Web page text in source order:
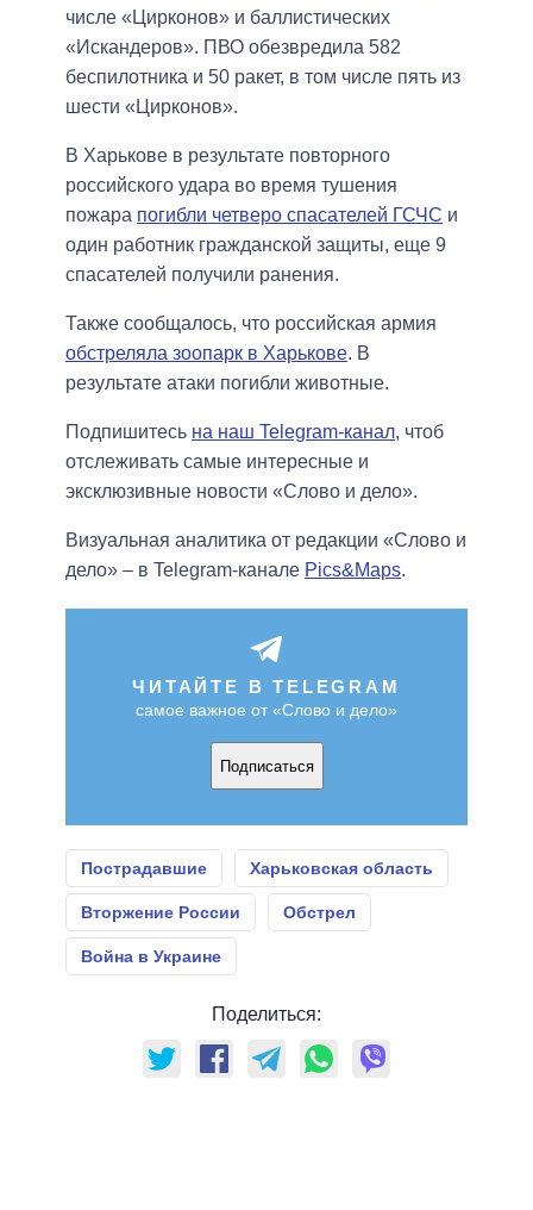
числе «Цирконов» и баллистических
«Искандеров». ПВО обезвредила 582
беспилотника и 50 ракет, в том числе пять из
шести «Цирконов».
В Харькове в результате повторного
российского удара во время тушения
пожара погибли четверо спасателей ГСЧС и
один работник гражданской защиты, еще 9
спасателей получили ранения.
Также сообщалось, что российская армия
обстреляла зоопарк в Харькове. В
результате атаки погибли животные.
Подпишитесь на наш Telegram-канал, чтоб
отслеживать самые интересные и
эксклюзивные новости «Слово и дело».
Визуальная аналитика от редакции «Слово и
дело» – в Telegram-канале Pics&Maps.
ЧИТАЙТЕ В TELEGRAM
самое важное от «Слово и дело»
Подписаться
Пострадавшие Харьковская область
Вторжение России Обстрел
Война в Украине
Поделиться: